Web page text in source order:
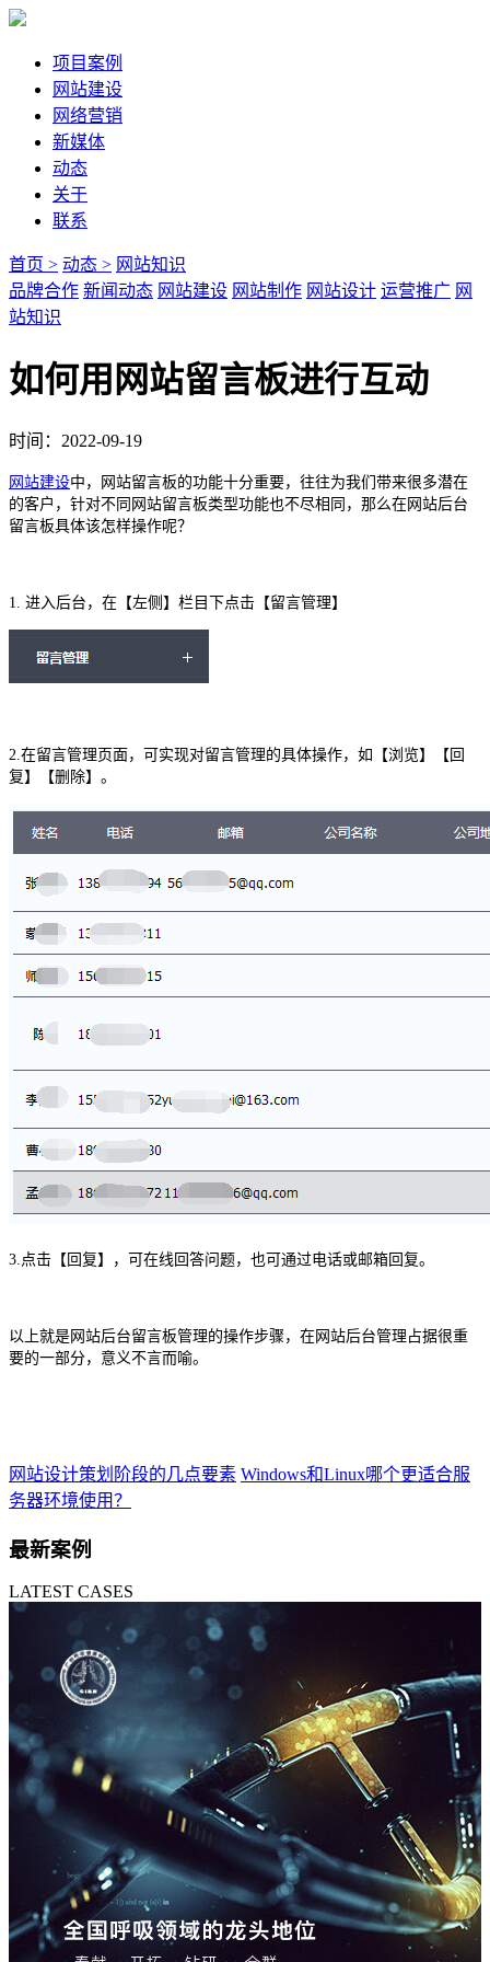
项目案例
网站建设
网络营销
新媒体
动态
关于
联系
首页 > 动态 > 网站知识
品牌合作 新闻动态 网站建设 网站制作 网站设计 运营推广 网
站知识
如何用网站留言板进行互动
时间：2022-09-19
网站建设中，网站留言板的功能十分重要，往往为我们带来很多潜在
的客户，针对不同网站留言板类型功能也不尽相同，那么在网站后台
留言板具体该怎样操作呢？
1. 进入后台，在【左侧】栏目下点击【留言管理】
2.在留言管理页面，可实现对留言管理的具体操作，如【浏览】【回
复】【删除】。
3.点击【回复】，可在线回答问题，也可通过电话或邮箱回复。
以上就是网站后台留言板管理的操作步骤，在网站后台管理占据很重
要的一部分，意义不言而喻。
网站设计策划阶段的几点要素 Windows和Linux哪个更适合服
务器环境使用？
最新案例
LATEST CASES